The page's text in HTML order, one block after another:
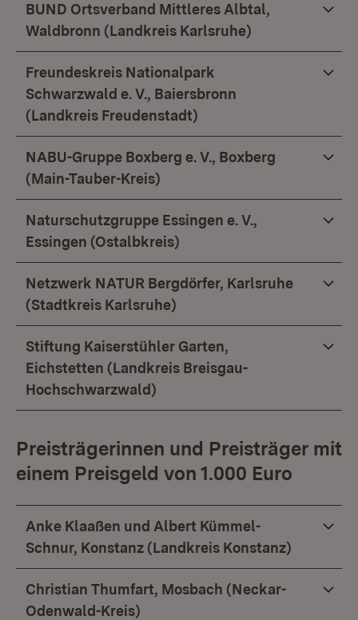
BUND Ortsverband Mittleres Albtal,
Waldbronn (Landkreis Karlsruhe)
Freundeskreis Nationalpark
Schwarzwald e. V., Baiersbronn
(Landkreis Freudenstadt)
NABU-Gruppe Boxberg e. V., Boxberg
(Main-Tauber-Kreis)
Naturschutzgruppe Essingen e. V.,
Essingen (Ostalbkreis)
Netzwerk NATUR Bergdörfer, Karlsruhe
(Stadtkreis Karlsruhe)
Stiftung Kaiserstühler Garten,
Eichstetten (Landkreis Breisgau-
Hochschwarzwald)
Preisträgerinnen und Preisträger mit
einem Preisgeld von 1.000 Euro
Anke Klaaßen und Albert Kümmel-
Schnur, Konstanz (Landkreis Konstanz)
Christian Thumfart, Mosbach (Neckar-
Odenwald-Kreis)